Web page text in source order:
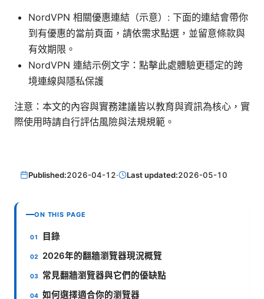
NordVPN 相關優惠連結（示意）: 下面的連結會帶你
到有優惠的當前頁面，請依需求點選，並留意條款與
有效期限。
NordVPN 連結示例文字：點擊此處體驗更穩定的跨
境連線與隱私保護
注意：本文的內容與實務建議皆以教育與資訊為核心，實
際使用時請自行評估風險與法規規範。
Published:2026-04-12· Last updated:2026-05-10
ON THIS PAGE
目錄
2026年的翻牆瀏覽器現況概覽
常見翻牆瀏覽器與它們的優缺點
如何選擇適合你的瀏覽器